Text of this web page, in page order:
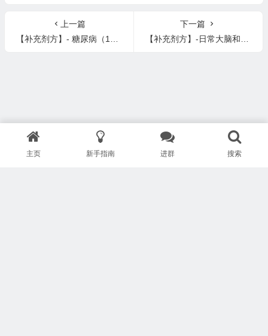
上一篇
【补充剂方】- 糖尿病（1型、1.5型和2型）、糖尿病前期、高血糖和低血糖等血糖失衡问题
下一篇
【补充剂方】-日常大脑和健康维护、大脑老化
主页 新手指南 进群 搜索